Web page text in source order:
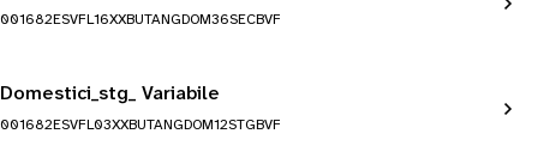
001682ESVFL16XXBUTANGDOM36SECBVF
Domestici_stg_ Variabile
001682ESVFL03XXBUTANGDOM12STGBVF